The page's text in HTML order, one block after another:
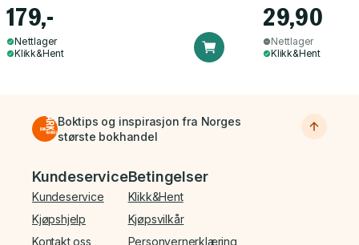
179,-
Nettlager
Klikk&Hent
29,90
Nettlager
Klikk&Hent
Boktips og inspirasjon fra Norges
største bokhandel
Bunnmeny
Kundeservice
Kundeservice
Kjøpshjelp
Kontakt oss
Betingelser
Klikk&Hent
Kjøpsvilkår
Personvernerklæring